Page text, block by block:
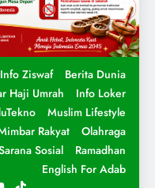
Info Ziswaf
Berita Dunia
Haji Umrah
Info Loker
Muslim Lifestyle
Rakyat
Olahraga
Sosial
Ramadhan
English For Adab